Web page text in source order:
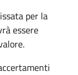
per la
essere